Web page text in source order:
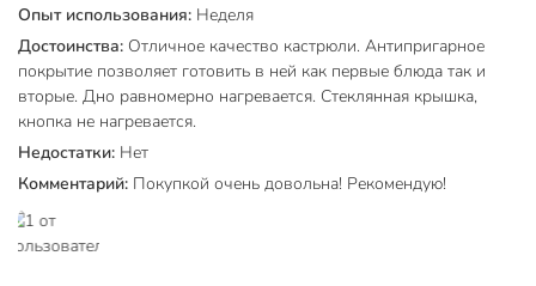
сейчас и получите гарантию производителя 24 месяца.
Частые вопросы:
Можно ли использовать кастрюлю на индукционной
плите?
Да, кастрюля совместима с индукционными, газовыми,
электрическими и стеклокерамическими плитами. Толстое
дно (6,8 мм) обеспечивает быстрый нагрев и экономию
Опыт использования: Неделя
Достоинства: Отличное качество кастрюли. Антипригарное
покрытие позволяет готовить в ней как первые блюда так и
вторые. Дно равномерно нагревается. Стеклянная крышка,
кнопка не нагревается.
Недостатки: Нет
Комментарий: Покупкой очень довольна! Рекомендую!